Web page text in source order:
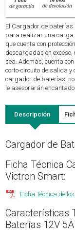
El Cargador de baterías
para realizar una carga
que cuenta con
descargadas en
sea. Además, cuenta
corto-circuito de salida y
cargador de baterías, no
le asesorarán
Descripción
Cargador de
Ficha Técnica
Victron Smart:
Ficha Técnica de
Características
Baterías 12V